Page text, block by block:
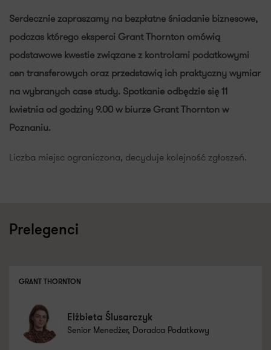
Serdecznie zapraszamy na bezpłatne śniadanie biznesowe,
podczas którego eksperci Grant Thornton omówią
podstawowe kwestie związane z kontrolami podatkowymi
cen transferowych oraz przedstawią ich praktyczny wymiar
na wybranych case study. Spotkanie odbędzie się 11
kwietnia od godziny 9.00 w biurze Grant Thornton w
Poznaniu.
Liczba miejsc ograniczona, decyduje kolejność zgłoszeń.
Prelegenci
GRANT THORNTON
Elżbieta Ślusarczyk
Senior Menedżer, Doradca Podatkowy